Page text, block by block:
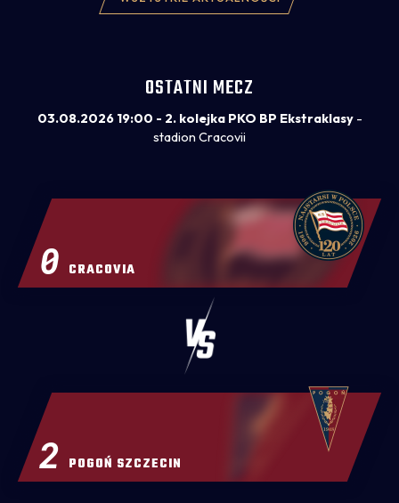
OSTATNI MECZ
03.08.2026 19:00 - 2. kolejka PKO BP Ekstraklasy-
stadion Cracovii
0 CRACOVIA
POGOŃ SZCZECIN
2